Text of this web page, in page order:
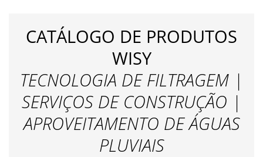
CATÁLOGO DE PRODUTOS
WISY
TECNOLOGIA DE FILTRAGEM |
SERVIÇOS DE CONSTRUÇÃO |
APROVEITAMENTO DE ÁGUAS
PLUVIAIS